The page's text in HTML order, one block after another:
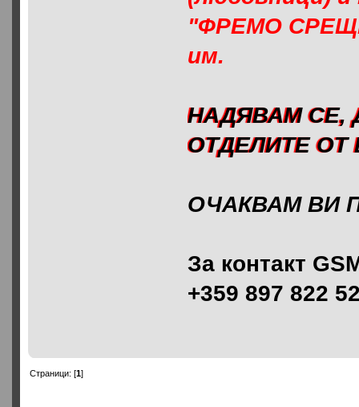
"ФРЕМО
им.
НАДЯВАМ СЕ,
ОТДЕЛИТЕ ОТ
ОЧАКВАМ ВИ
За контакт
+359 897 822
Страници: [1]